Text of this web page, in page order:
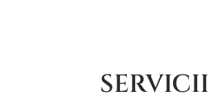
SERVICII